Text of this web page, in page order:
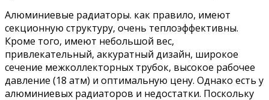
Алюминиевые радиаторы. как правило, имеют
секционную структуру, очень теплоэффективны.
Кроме того, имеют небольшой вес,
привлекательный, аккуратный дизайн, широкое
сечение межколлекторных трубок, высокое рабочее
давление (18 атм) и оптимальную цену. Однако есть у
алюминиевых радиаторов и недостатки. Поскольку